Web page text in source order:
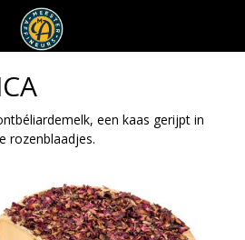
een kaas gerijpt in
rozenblaadjes.